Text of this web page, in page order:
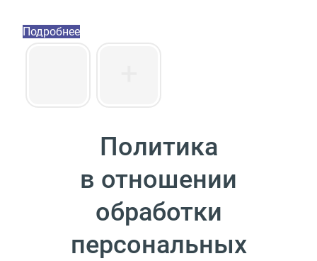
Подробнее
Политика
в отношении
обработки
персональных